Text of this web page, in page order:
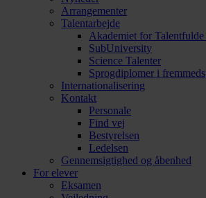
Arrangementer
Talentarbejde
Akademiet for
SubUniversity
Science Talenter
Sprogdiplomer i
Internationalisering
Kontakt
Personale
Find vej
Bestyrelsen
Ledelsen
Gennemsigtighed og åbenhed
For elever
Eksamen